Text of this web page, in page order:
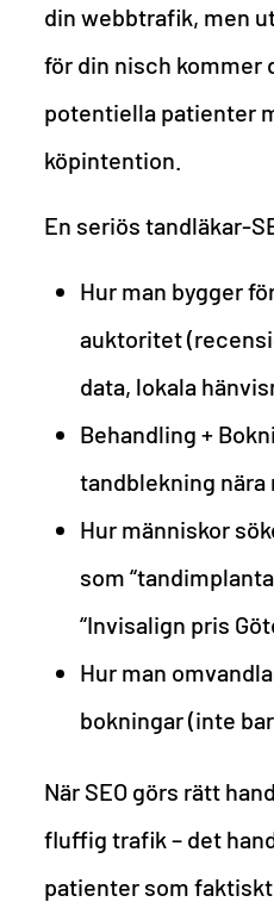
din webbtrafik, men
för din nisch kommer
potentiella patienter
köpintention.
En seriös tandläkar-
Hur man bygger
auktoritet
data, lokala
Behandling +
tandblekning nära
Hur människor
som
“Invisalign pris
Hur man
bokningar (inte
När SEO görs rätt
fluffig trafik – det
patienter som